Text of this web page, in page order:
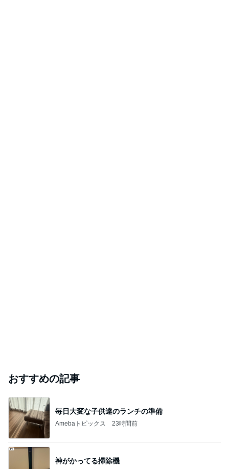
おすすめの記事
毎日大変な子供達のランチの準備
Amebaトピックス 23時間前
神がかってる掃除機